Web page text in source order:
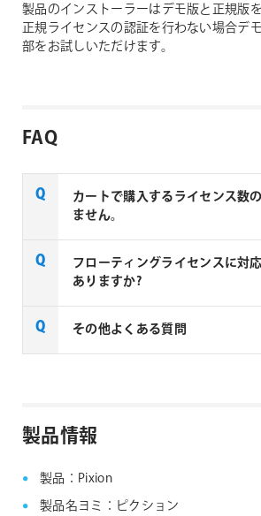
製品のインストーラーはデモ版と正規版
正規ライセンスの認証を行わない場合デ
部をお試しいただけます。
FAQ
カートで購入するライセンス数
ません。
aescripts + aeplugins製品のを複数ラ
の場合はお見積りベースでの販売とな
せください。
フローティングライセンスに対
ありますか?
一部製品でフローティングライセン
aescripts + aeplugins社 フローテ
その他よくある質問
製品情報
製品：Pixion
製品名ヨミ：ピクション